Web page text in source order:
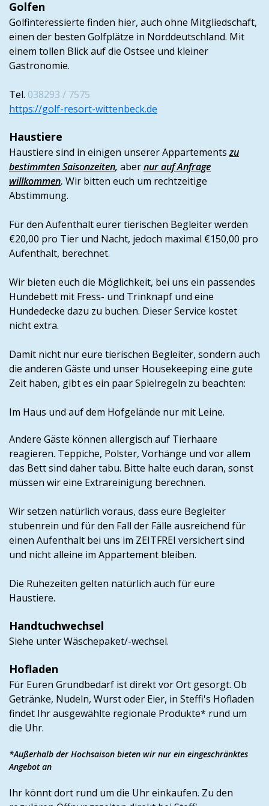
Golfen
Golfinteressierte finden hier, auch ohne Mitgliedschaft,
einen der besten Golfplätze in Norddeutschland. Mit
einem tollen Blick auf die Ostsee und kleiner
Gastronomie.
Tel. 038293 / 7575
https://golf-resort-wittenbeck.de
Haustiere
Haustiere sind in einigen unserer Appartementszu
bestimmten Saisonzeiten, abernur auf Anfrage
willkommen. Wir bitten euch um rechtzeitige
Abstimmung.
Für den Aufenthalt eurer tierischen Begleiter werden
€20,00 pro Tier und Nacht, jedoch maximal €150,00 pro
Aufenthalt, berechnet.
Wir bieten euch die Möglichkeit, bei uns ein passendes
Hundebett mit Fress- und Trinknapf und eine
Hundedecke dazu zu buchen. Dieser Service kostet
nicht extra.
Damit nicht nur eure tierischen Begleiter, sondern auch
die anderen Gäste und unser Housekeeping eine gute
Zeit haben, gibt es ein paar Spielregeln zu beachten:
Im Haus und auf dem Hofgelände nur mit Leine.
Andere Gäste können allergisch auf Tierhaare
reagieren. Teppiche, Polster, Vorhänge und vor allem
das Bett sind daher tabu. Bitte halte euch daran, sonst
müssen wir eine Extrareinigung berechnen.
Wir setzen natürlich voraus, dass eure Begleiter
stubenrein und für den Fall der Fälle ausreichend für
einen Aufenthalt bei uns im ZEITFREI versichert sind
und nicht alleine im Appartement bleiben.
Die Ruhezeiten gelten natürlich auch für eure
Haustiere.
Handtuchwechsel
Siehe unter Wäschepaket/-wechsel.
Hofladen
Für Euren Grundbedarf ist direkt vor Ort gesorgt. Ob
Getränke, Nudeln, Wurst oder Eier, in Steffi's Hofladen
findet Ihr ausgewählte regionale Produkte* rund um
die Uhr.
*Außerhalb der Hochsaison bieten wir nur ein eingeschränktes
Angebot an
Ihr könnt dort rund um die Uhr einkaufen. Zu den